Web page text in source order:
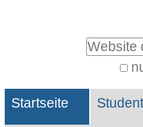
Website durchsuchen
Suche…
Sektionen
Startseite